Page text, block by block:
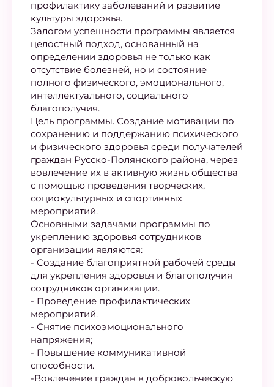
профилактику заболеваний и развитие
культуры здоровья.
Залогом успешности программы является
целостный подход, основанный на
определении здоровья не только как
отсутствие болезней, но и состояние
полного физического, эмоционального,
интеллектуального, социального
благополучия.
Цель программы. Создание мотивации по
сохранению и поддержанию психического
и физического здоровья среди получателей
граждан Русско-Полянского района, через
вовлечение их в активную жизнь общества
с помощью проведения творческих,
социокультурных и спортивных
мероприятий.
Основными задачами программы по
укреплению здоровья сотрудников
организации являются:
- Создание благоприятной рабочей среды
для укрепления здоровья и благополучия
сотрудников организации.
- Проведение профилактических
мероприятий.
- Снятие психоэмоционального
напряжения;
- Повышение коммуникативной
способности.
-Вовлечение граждан в добровольческую